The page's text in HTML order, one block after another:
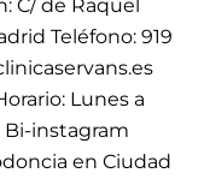
C/ de Raquel
Teléfono: 919
Lunes a
Bi-instagram
en Ciudad